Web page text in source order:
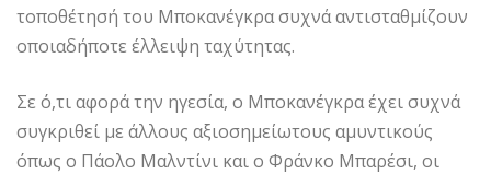
τοποθέτησή του Μποκανέγκρα συχνά αντισταθμίζουν
οποιαδήποτε έλλειψη ταχύτητας.
Σε ό,τι αφορά την ηγεσία, ο Μποκανέγκρα έχει συχνά
συγκριθεί με άλλους αξιοσημείωτους αμυντικούς
όπως ο Πάολο Μαλντίνι και ο Φράνκο Μπαρέσι, οι